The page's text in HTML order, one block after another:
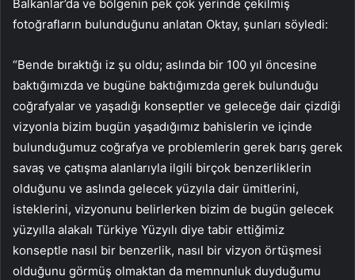
Balkanlar’da ve bölgenin pek çok yerinde çekilmiş
fotoğrafların bulunduğunu anlatan Oktay, şunları söyledi:
“Bende bıraktığı iz şu oldu; aslında bir 100 yıl öncesine
baktığımızda ve bugüne baktığımızda gerek bulunduğu
coğrafyalar ve yaşadığı konseptler ve geleceğe dair çizdiği
vizyonla bizim bugün yaşadığımız bahislerin ve içinde
bulunduğumuz coğrafya ve problemlerin gerek barış gerek
savaş ve çatışma alanlarıyla ilgili birçok benzerliklerin
olduğunu ve aslında gelecek yüzyıla dair ümitlerini,
isteklerini, vizyonunu belirlerken bizim de bugün gelecek
yüzyılla alakalı Türkiye Yüzyılı diye tabir ettiğimiz
konseptle nasıl bir benzerlik, nasıl bir vizyon örtüşmesi
olduğunu görmüş olmaktan da memnunluk duyduğumu